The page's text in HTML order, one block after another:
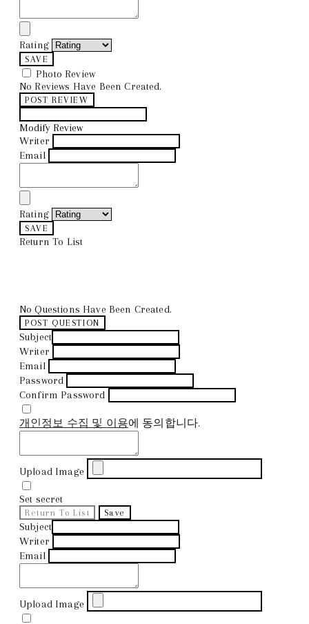
Rating
SAVE
Photo Review
No Reviews Have Been Created.
POST REVIEW
Modify Review
Writer
Email
Rating
SAVE
Return To List
No Questions Have Been Created.
POST QUESTION
Subject
Writer
Email
Password
Confirm Password
개인정보 수집 및 이용에 동의합니다.
Upload Image
Set secret
Return To List Save
Subject
Writer
Email
Upload Image